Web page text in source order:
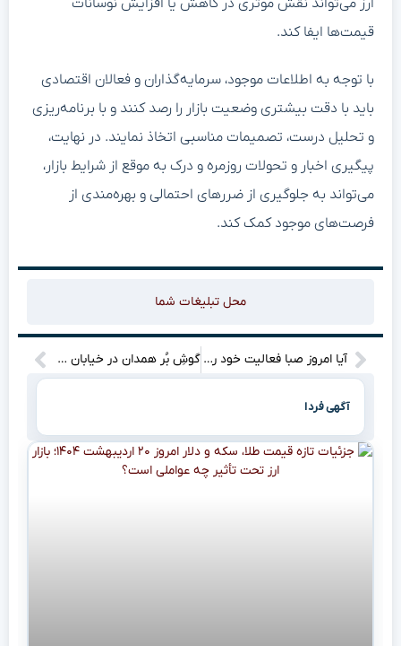
قیمت‌ها ایفا کند.
با توجه به اطلاعات موجود، سرمایه‌گذاران و فعالان اقتصادی
باید با دقت بیشتری وضعیت بازار را رصد کنند و با برنامه‌ریزی
و تحلیل درست، تصمیمات مناسبی اتخاذ نمایند. در نهایت،
پیگیری اخبار و تحولات روزمره و درک به موقع از شرایط بازار،
می‌تواند به جلوگیری از ضررهای احتمالی و بهره‌مندی از
فرصت‌های موجود کمک کند.
محل تبلیغات شما
آیا امروز صبا فعالیت خود را آغاز می‌کند؟ گوشِ بُر همدان در خیابان چرخید! این چه ماجرایی است؟ بخوانید تا بیشتر بدانید!
آگهی فردا